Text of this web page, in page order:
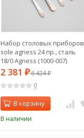
Набор столовых приборов
sole agness 24 пр., сталь
18/0 Agness (1000-007)
2 381 ₽6 424₽
0
В корзину
В наличии